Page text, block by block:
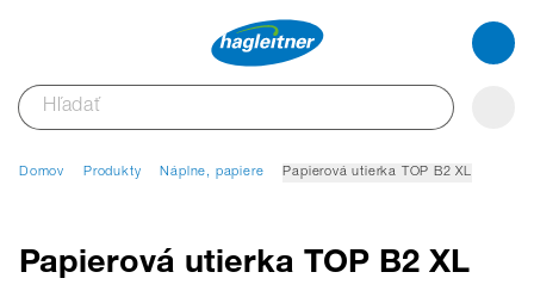
Domov Produkty Náplne, papiere Papierová utierka TOP B2 XL
Papierová utierka TOP B2 XL